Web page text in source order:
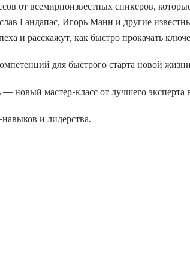
от всемирноизвестных спикеров,
Гандапас, Игорь Манн и другие
и расскажут, как быстро прокачать
для быстрого старта новой
новый мастер-класс от лучшего эксперта
и лидерства.